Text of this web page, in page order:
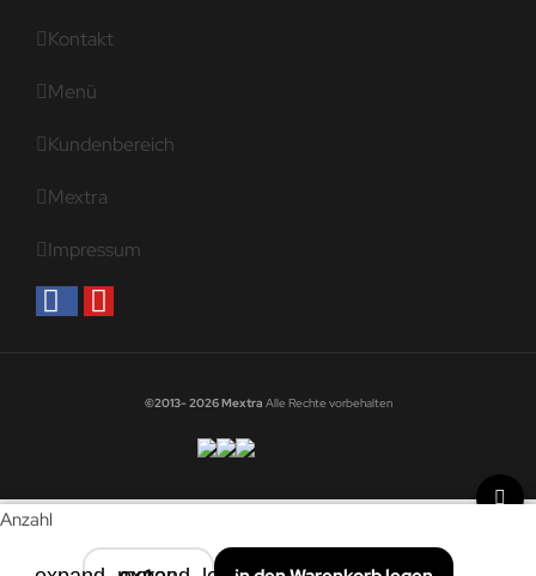
Anzahl
Kontakt
Menü
Kundenbereich
Mextra
Impressum
©2013- 2026 Mextra Alle Rechte vorbehalten